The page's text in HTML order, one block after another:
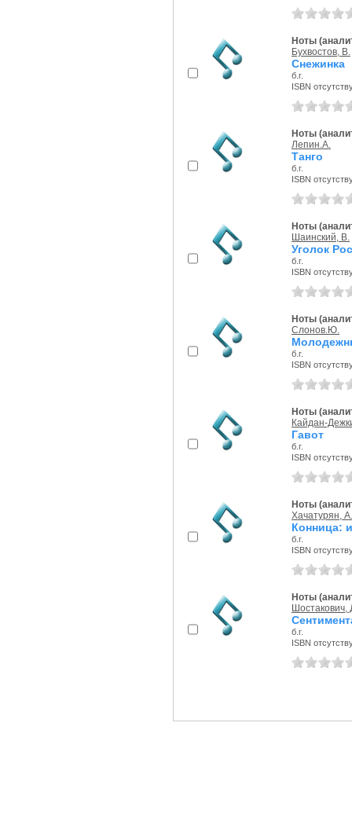
Ноты
Бухвостов, В.
Снежинка
б.г.
ISBN
Ноты
Лепин.А.
Танго
б.г.
ISBN
Ноты
Шаинский, В.
Уголок
б.г.
ISBN
Ноты
Слонов.Ю.
б.г.
ISBN
Ноты
Кайдан-
Гавот
б.г.
ISBN
Ноты
Хачатурян, А.
Конница:
б.г.
ISBN
Ноты
Шостакович,
б.г.
ISBN